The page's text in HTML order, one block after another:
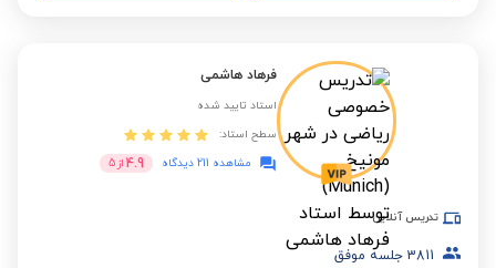
فرهاد هاشمی
استاد تایید شده
سطح استاد:
مشاهده 211 دیدگاه
4.9 از 5
تدریس آنلاین
3811 جلسه موفق